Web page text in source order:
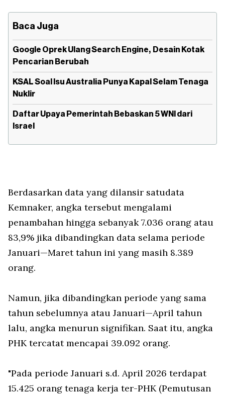
Baca Juga
Google Oprek Ulang Search Engine, Desain Kotak
Pencarian Berubah
KSAL Soal Isu Australia Punya Kapal Selam Tenaga
Nuklir
Daftar Upaya Pemerintah Bebaskan 5 WNI dari
Israel
Berdasarkan data yang dilansir satudata
Kemnaker, angka tersebut mengalami
penambahan hingga sebanyak 7.036 orang atau
83,9% jika dibandingkan data selama periode
Januari—Maret tahun ini yang masih 8.389
orang.
Namun, jika dibandingkan periode yang sama
tahun sebelumnya atau Januari—April tahun
lalu, angka menurun signifikan. Saat itu, angka
PHK tercatat mencapai 39.092 orang.
"Pada periode Januari s.d. April 2026 terdapat
15.425 orang tenaga kerja ter-PHK (Pemutusan